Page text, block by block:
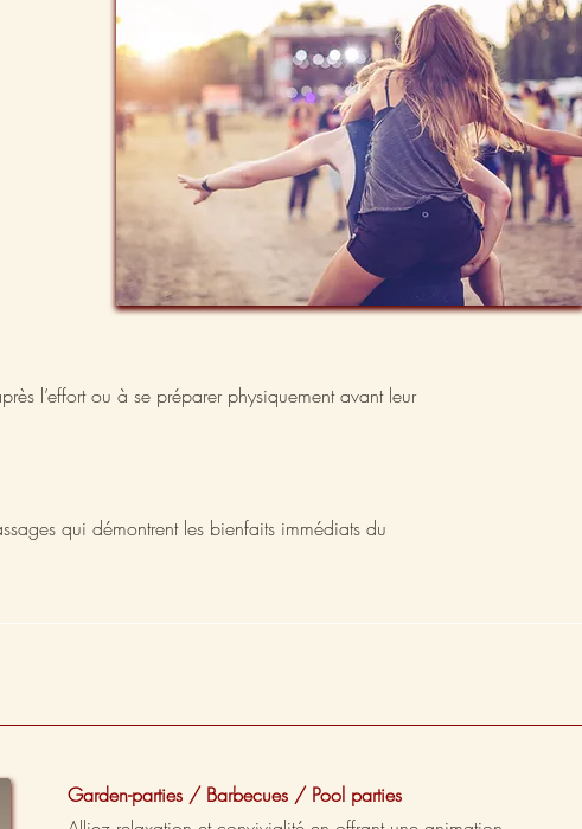
l’effort ou à se préparer physiquement avant leur
qui démontrent les bienfaits immédiats du
Garden-parties / Barbecues / Pool parties